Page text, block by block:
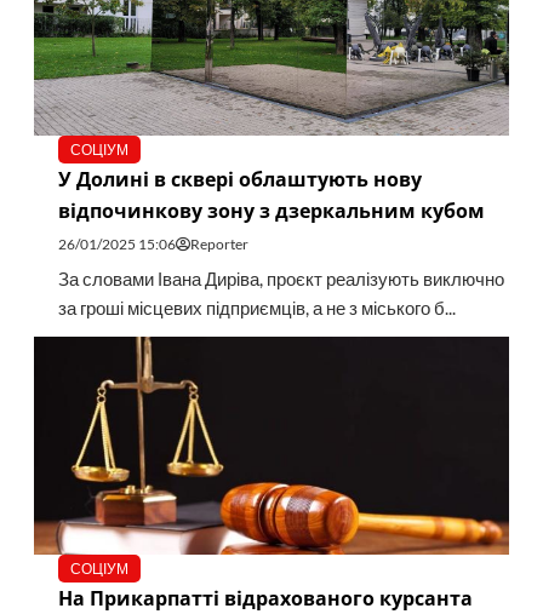
СОЦІУМ
У Долині в сквері облаштують нову
відпочинкову зону з дзеркальним кубом
26/01/2025 15:06 Reporter
За словами Івана Диріва, проєкт реалізують виключно
за гроші місцевих підприємців, а не з міського б...
СОЦІУМ
На Прикарпатті відрахованого курсанта